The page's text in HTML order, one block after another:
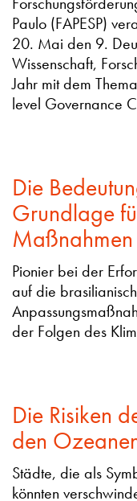
Paulo (FAPESP)
20. Mai den 9.
Wissenschaft,
Jahr mit dem
level Governance
Die
Grundlage
Maßnahmen
Pionier bei der
auf die
der Folgen des
Die Risiken
den
Städte, die als
könnten